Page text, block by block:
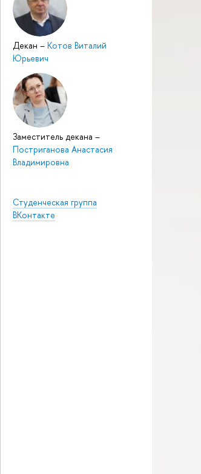
Декан – Котов Виталий
Юрьевич
Заместитель декана –
Постриганова Анастасия
Владимировна
Студенческая группа
ВКонтакте